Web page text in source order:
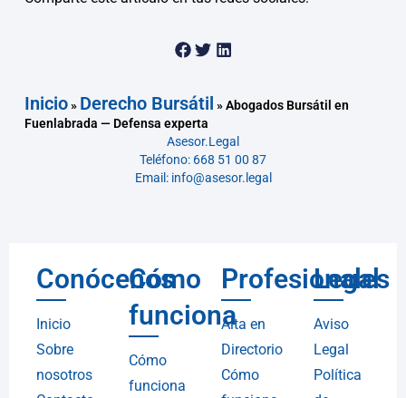
Inicio» Derecho Bursátil »Abogados Bursátil en
Fuenlabrada — Defensa experta
Asesor.Legal
Teléfono: 668 51 00 87
Email: info@asesor.legal
Conócenos
Inicio
Sobre
nosotros
Cómo
funciona
Cómo
funciona
Profesionales
Alta en
Directorio
Cómo
Legal
Aviso
Legal
Política